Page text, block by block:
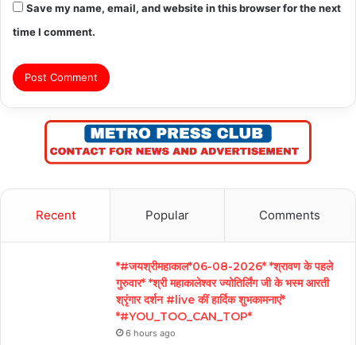
Save my name, email, and website in this browser for the next
time I comment.
Recent Popular Comments
*#जयश्रीमहाकाल*06-08-2026* *श्रावण के पहले
गुरुवार* *श्री महाकालेश्वर ज्योतिर्लिंग जी के भस्म आरती
श्रृंगार दर्शन #live कीं हार्दिक शुभकामनाएं*
*#YOU_TOO_CAN_TOP*
6 hours ago